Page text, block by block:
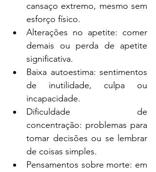
cansaço extremo, mesmo sem
esforço físico.
Alterações no apetite: comer
demais ou perda de apetite
significativa.
Baixa autoestima: sentimentos
de inutilidade, culpa ou
incapacidade.
Dificuldade de
concentração: problemas para
tomar decisões ou se lembrar
de coisas simples.
Pensamentos sobre morte: em